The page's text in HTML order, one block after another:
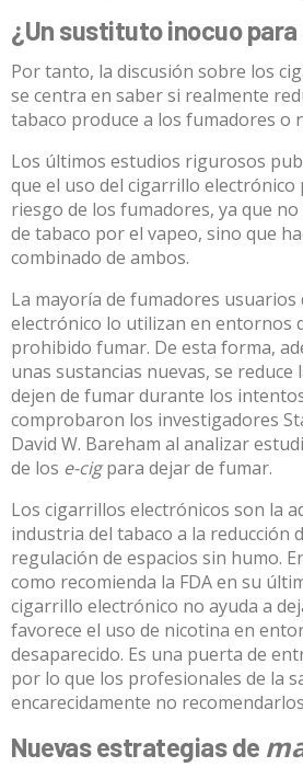
¿Un sustituto inocuo
Por tanto, la discusión sobre los
se centra en saber si realmente
tabaco produce a los fumadores o
Los últimos estudios rigurosos
que el uso del cigarrillo electrónico
riesgo de los fumadores, ya que
de tabaco por el vapeo, sino que
combinado de ambos.
La mayoría de fumadores usuarios
electrónico lo utilizan en entornos
prohibido fumar. De esta forma,
unas sustancias nuevas, se
dejen de fumar durante los
comprobaron los investigadores
David W. Bareham al analizar
de los e-cigpara dejar de fumar.
Los cigarrillos electrónicos son la
industria del tabaco a la reducción
regulación de espacios sin humo.
como recomienda la FDA en su
cigarrillo electrónico no ayuda a
favorece el uso de nicotina en
desaparecido. Es una puerta de
por lo que los profesionales de la
encarecidamente no recomendarlos
Nuevas estrategias de